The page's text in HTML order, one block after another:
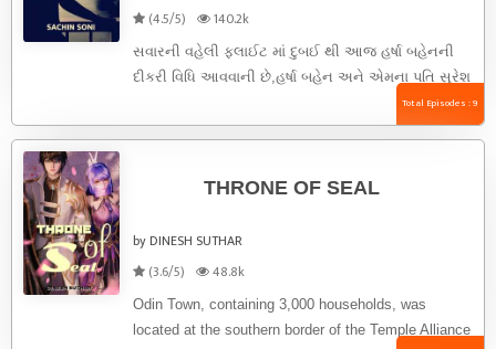
(4.5/5)
140.2k
સવારની વહેલી ફ્લાઈટ માં દુબઈ થી આજ હર્ષા બહેનની
દીકરી વિધિ આવવાની છે,હર્ષા બહેન અને એમના પતિ સુરેશ
Total Episodes : 9
THRONE OF SEAL
by DINESH SUTHAR
(3.6/5)
48.8k
Odin Town, containing 3,000 households, was
located at the southern border of the Temple Alliance